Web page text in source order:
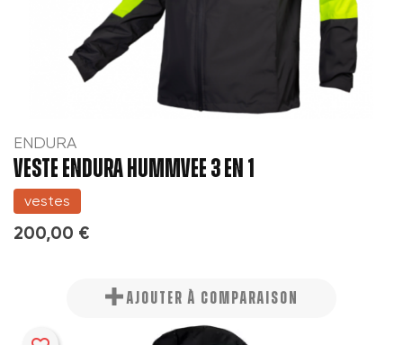
ENDURA
VESTE ENDURA HUMMVEE 3 EN 1
vestes
200,00 €
AJOUTER À COMPARAISON